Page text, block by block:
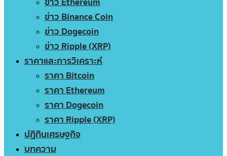
ข่าว Binance Coin
ข่าว Dogecoin
ข่าว Ripple (XRP)
ราคาและการวิเคราะห์
ราคา Bitcoin
ราคา Ethereum
ราคา Dogecoin
ราคา Ripple (XRP)
ปฏิทินเศรษฐกิจ
บทความ